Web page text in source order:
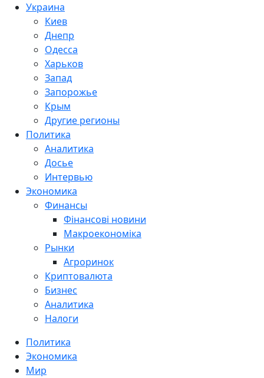
Украина
Киев
Днепр
Одесса
Харьков
Запад
Запорожье
Крым
Другие регионы
Политика
Аналитика
Досье
Интервью
Экономика
Финансы
Фінансові новини
Макроекономіка
Рынки
Агроринок
Криптовалюта
Бизнес
Аналитика
Налоги
Политика
Экономика
Мир